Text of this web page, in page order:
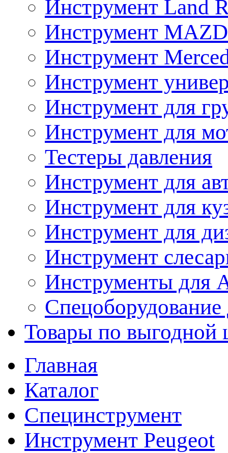
Инструмент Land
Инструмент
Инструмент
Инструмент
Инструмент для
Инструмент для
Тестеры давления
Инструмент для
Инструмент для
Инструмент для
Инструмент
Инструменты
Спецоборудование
Товары по выгодной
Главная
Каталог
Специнструмент
Инструмент Peugeot